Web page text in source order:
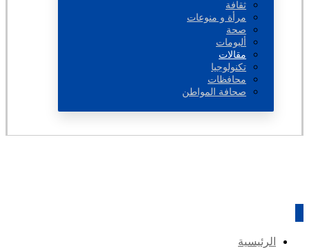
ثقافة
مرأة و منوعات
صحة
ألبومات
مقالات
تكنولوجيا
محافظات
صحافة المواطن
الرئيسية